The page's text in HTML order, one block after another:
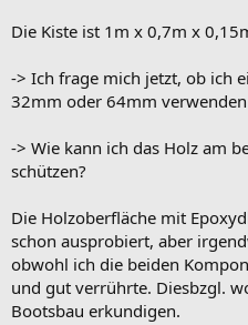
Die Kiste ist 1m x 0,7m x
-> Ich frage mich jetzt, ob ich
32mm oder 64mm
-> Wie kann ich das Holz am
schützen?
Die Holzoberfläche mit
schon ausprobiert, aber
obwohl ich die beiden
und gut verrührte. Diesbzgl.
Bootsbau erkundigen.